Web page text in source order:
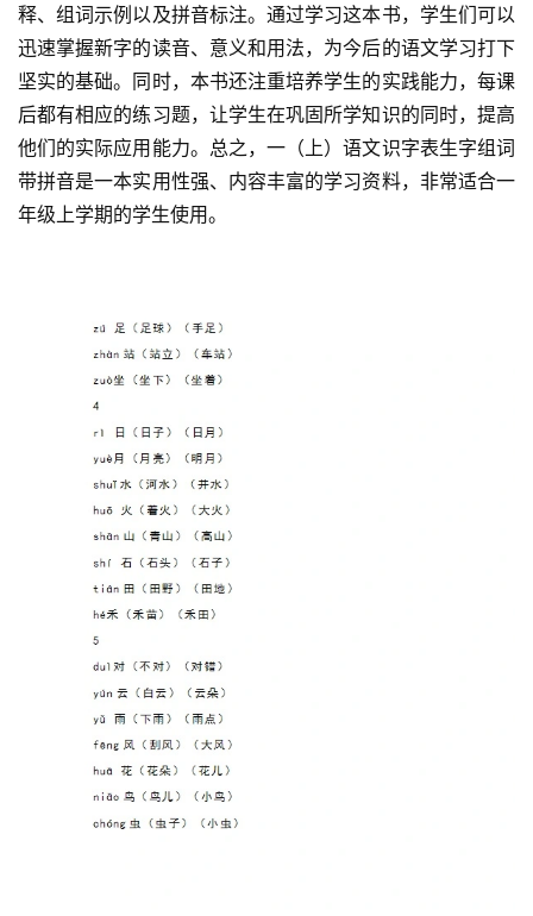
释、组词示例以及拼音标注。通过学习这本书，学生们可以
迅速掌握新字的读音、意义和用法，为今后的语文学习打下
坚实的基础。同时，本书还注重培养学生的实践能力，每课
后都有相应的练习题，让学生在巩固所学知识的同时，提高
他们的实际应用能力。总之，一（上）语文识字表生字组词
带拼音是一本实用性强、内容丰富的学习资料，非常适合一
年级上学期的学生使用。